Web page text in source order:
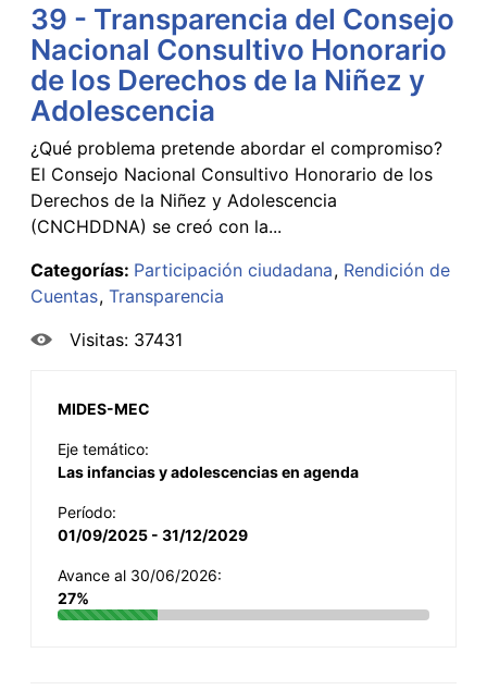
39 - Transparencia del Consejo
Nacional Consultivo Honorario
de los Derechos de la Niñez y
Adolescencia
¿Qué problema pretende abordar el compromiso?
El Consejo Nacional Consultivo Honorario de los
Derechos de la Niñez y Adolescencia
(CNCHDDNA) se creó con la...
Categorías: Participación ciudadana Rendición de
Cuentas Transparencia
Visitas: 37431
MIDES-MEC
Eje temático:
Las infancias y adolescencias en agenda
Período:
01/09/2025 - 31/12/2029
Avance al 30/06/2026:
27%